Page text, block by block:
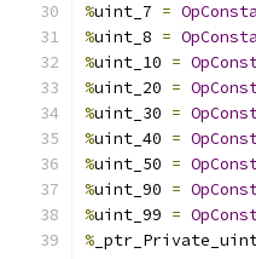
%uint_7 =
%uint_8 =
%uint_10 =
%uint_20 =
%uint_30 =
%uint_40 =
%uint_50 =
%uint_90 =
%uint_99 =
%